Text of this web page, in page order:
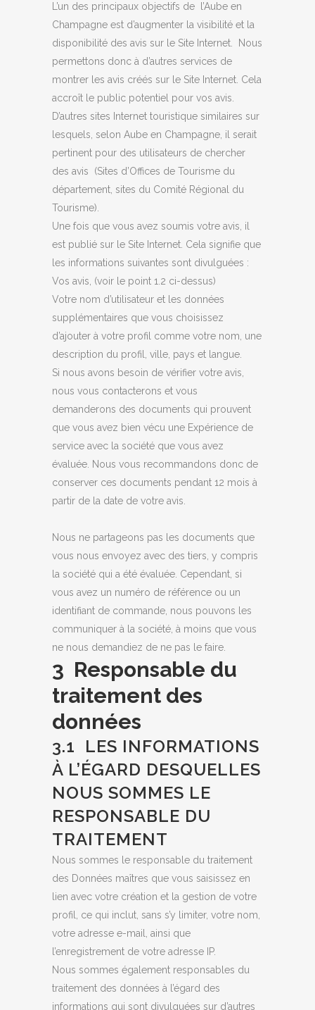
L’un des principaux objectifs de l’Aube en
Champagne est d’augmenter la visibilité et la
disponibilité des avis sur le Site Internet. Nous
permettons donc à d’autres services de
montrer les avis créés sur le Site Internet. Cela
accroît le public potentiel pour vos avis.
D’autres sites Internet touristique similaires sur
lesquels, selon Aube en Champagne, il serait
pertinent pour des utilisateurs de chercher
des avis (Sites d’Offices de Tourisme du
département, sites du Comité Régional du
Tourisme).
Une fois que vous avez soumis votre avis, il
est publié sur le Site Internet. Cela signifie que
les informations suivantes sont divulguées :
Vos avis, (voir le point 1.2 ci-dessus)
Votre nom d’utilisateur et les données
supplémentaires que vous choisissez
d’ajouter à votre profil comme votre nom, une
description du profil, ville, pays et langue.
Si nous avons besoin de vérifier votre avis,
nous vous contacterons et vous
demanderons des documents qui prouvent
que vous avez bien vécu une Expérience de
service avec la société que vous avez
évaluée. Nous vous recommandons donc de
conserver ces documents pendant 12 mois à
partir de la date de votre avis.
Nous ne partageons pas les documents que
vous nous envoyez avec des tiers, y compris
la société qui a été évaluée. Cependant, si
vous avez un numéro de référence ou un
identifiant de commande, nous pouvons les
communiquer à la société, à moins que vous
ne nous demandiez de ne pas le faire.
3 Responsable du
traitement des
données
3.1 LES INFORMATIONS
À L’ÉGARD DESQUELLES
NOUS SOMMES LE
RESPONSABLE DU
TRAITEMENT
Nous sommes le responsable du traitement
des Données maîtres que vous saisissez en
lien avec votre création et la gestion de votre
profil, ce qui inclut, sans s’y limiter, votre nom,
votre adresse e-mail, ainsi que
l’enregistrement de votre adresse IP.
Nous sommes également responsables du
traitement des données à l’égard des
informations qui sont divulguées sur d’autres